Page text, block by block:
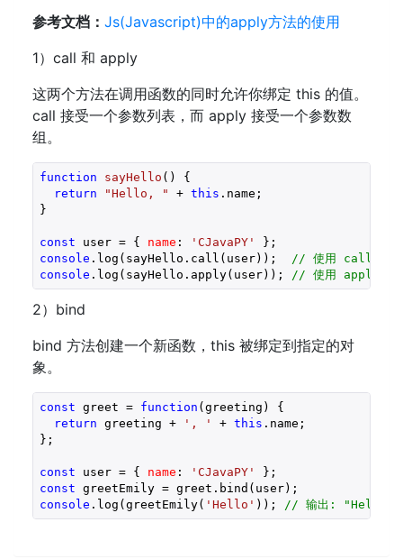
参考文档： Js(Javascript)中的apply方法的使用
1）call 和 apply
这两个方法在调用函数的同时允许你绑定 this 的值。
call 接受一个参数列表，而 apply 接受一个参数数
组。
function sayHello ( ) {
return
"Hello, " + this .name;
}
const user = { name : 'CJavaPY'
console .log(sayHello.call(user));
// 使用 call 设
console .log(sayHello.apply(user)); // 使用 apply
2）bind
bind 方法创建一个新函数，this 被绑定到指定的对
象。
const greet = function (greeting ) {
return greeting + ', ' + this .name;
};
const user = { name : 'CJavaPY'
};
const
console .log(greetEmily( 'Hello' )); // 输出: "Hello,